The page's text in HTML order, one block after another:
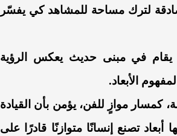
صادقة لترك مساحة للمشاهد كي يفسّر
يقام في مبنى حديث يعكس الرؤية
الأبعاد.
كمسار موازٍ للفن، يؤمن بأن القيادة
تصنع إنسانًا متوازنًا قادرًا على